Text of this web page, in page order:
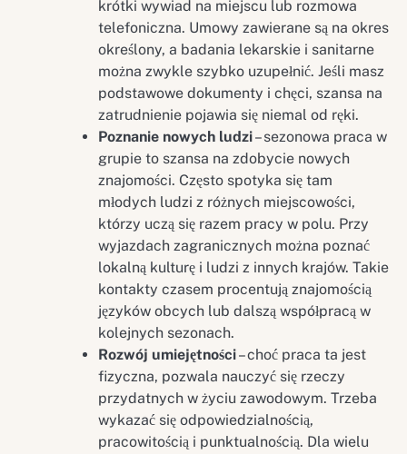
krótki wywiad na miejscu lub rozmowa
telefoniczna. Umowy zawierane są na okres
określony, a badania lekarskie i sanitarne
można zwykle szybko uzupełnić. Jeśli masz
podstawowe dokumenty i chęci, szansa na
zatrudnienie pojawia się niemal od ręki.
Poznanie nowych ludzi– sezonowa praca w
grupie to szansa na zdobycie nowych
znajomości. Często spotyka się tam
młodych ludzi z różnych miejscowości,
którzy uczą się razem pracy w polu. Przy
wyjazdach zagranicznych można poznać
lokalną kulturę i ludzi z innych krajów. Takie
kontakty czasem procentują znajomością
języków obcych lub dalszą współpracą w
kolejnych sezonach.
Rozwój umiejętności– choć praca ta jest
fizyczna, pozwala nauczyć się rzeczy
przydatnych w życiu zawodowym. Trzeba
wykazać się odpowiedzialnością,
pracowitością i punktualnością. Dla wielu